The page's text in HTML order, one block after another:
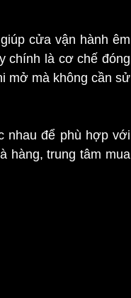
cửa vận hành êm
chính là cơ chế đóng
mở mà không cần sử
nhau để phù hợp với
hàng, trung tâm mua